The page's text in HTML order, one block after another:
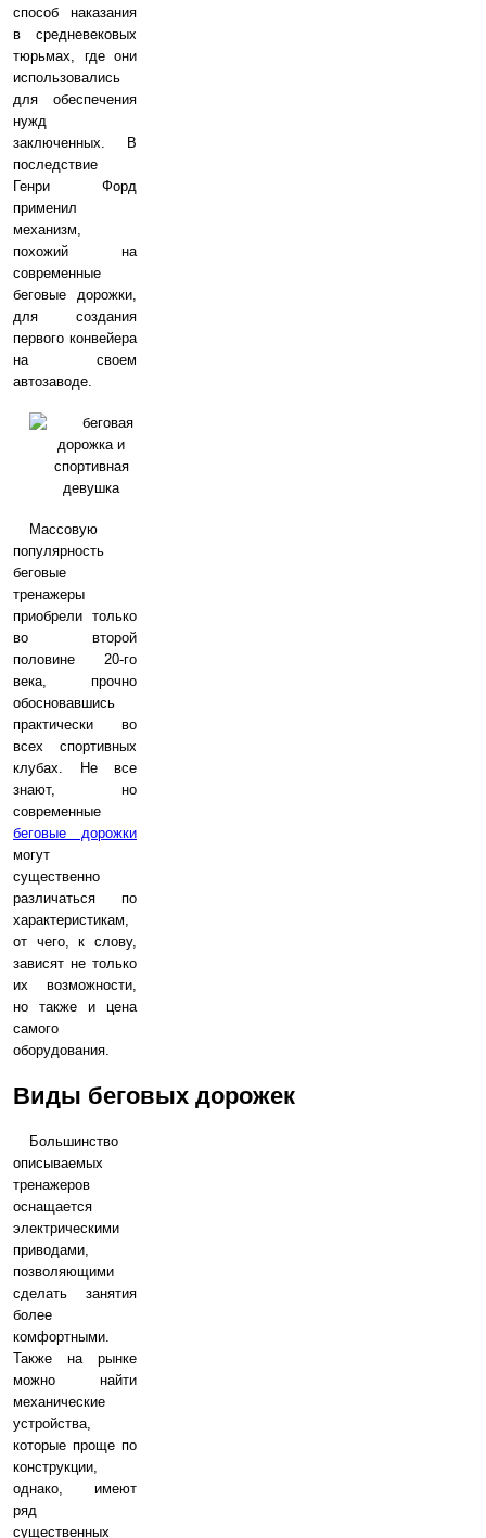
способ наказания
в средневековых
тюрьмах, где они
использовались
для обеспечения
нужд
заключенных. В
последствие
Генри Форд
применил
механизм,
похожий на
современные
беговые дорожки,
для создания
первого конвейера
на своем
автозаводе.
Массовую
популярность
беговые
тренажеры
приобрели только
во второй
половине 20-го
века, прочно
обосновавшись
практически во
всех спортивных
клубах. Не все
знают, но
современные
беговые дорожки
могут
существенно
различаться по
характеристикам,
от чего, к слову,
зависят не только
их возможности,
но также и цена
самого
оборудования.
Виды беговых дорожек
Большинство
описываемых
тренажеров
оснащается
электрическими
приводами,
позволяющими
сделать занятия
более
комфортными.
Также на рынке
можно найти
механические
устройства,
которые проще по
конструкции,
однако, имеют
ряд
существенных